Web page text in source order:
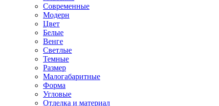
Современные
Модерн
Цвет
Белые
Венге
Светлые
Темные
Размер
Малогабаритные
Форма
Угловые
Отделка и материал